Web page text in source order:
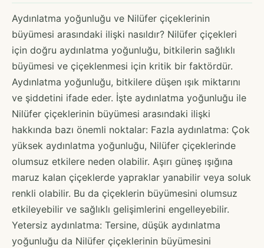
Aydınlatma yoğunluğu ve Nilüfer çiçeklerinin
büyümesi arasındaki ilişki nasıldır? Nilüfer çiçekleri
için doğru aydınlatma yoğunluğu, bitkilerin sağlıklı
büyümesi ve çiçeklenmesi için kritik bir faktördür.
Aydınlatma yoğunluğu, bitkilere düşen ışık miktarını
ve şiddetini ifade eder. İşte aydınlatma yoğunluğu ile
Nilüfer çiçeklerinin büyümesi arasındaki ilişki
hakkında bazı önemli noktalar: Fazla aydınlatma: Çok
yüksek aydınlatma yoğunluğu, Nilüfer çiçeklerinde
olumsuz etkilere neden olabilir. Aşırı güneş ışığına
maruz kalan çiçeklerde yapraklar yanabilir veya soluk
renkli olabilir. Bu da çiçeklerin büyümesini olumsuz
etkileyebilir ve sağlıklı gelişimlerini engelleyebilir.
Yetersiz aydınlatma: Tersine, düşük aydınlatma
yoğunluğu da Nilüfer çiçeklerinin büyümesini